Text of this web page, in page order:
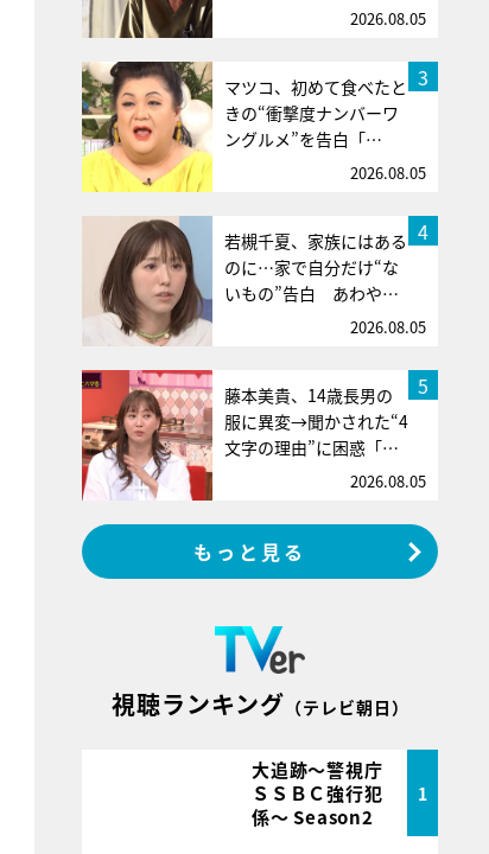
2026.08.05
3
マツコ、初めて食べたと
きの“衝撃度ナンバーワ
ングルメ”を告白「…
2026.08.05
4
若槻千夏、家族にはある
のに…家で自分だけ“な
いもの”告白 あわや…
2026.08.05
5
藤本美貴、14歳長男の
服に異変→聞かされた“4
文字の理由”に困惑「…
2026.08.05
もっと見る
視聴ランキング （テレビ朝日）
大追跡～警視庁
ＳＳＢＣ強行犯
係～ Season2
1